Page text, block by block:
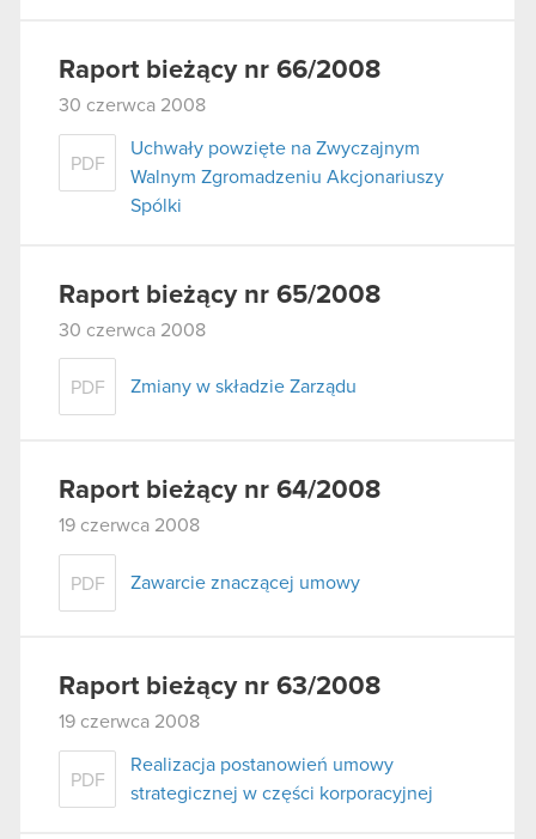
Raport bieżący nr 66/2008
30 czerwca 2008
PDF
Uchwały powzięte na Zwyczajnym
Walnym Zgromadzeniu Akcjonariuszy
Spólki
Raport bieżący nr 65/2008
30 czerwca 2008
PDF Zmiany w składzie Zarządu
Raport bieżący nr 64/2008
19 czerwca 2008
PDF Zawarcie znaczącej umowy
Raport bieżący nr 63/2008
19 czerwca 2008
PDF
Realizacja postanowień umowy
strategicznej w części korporacyjnej